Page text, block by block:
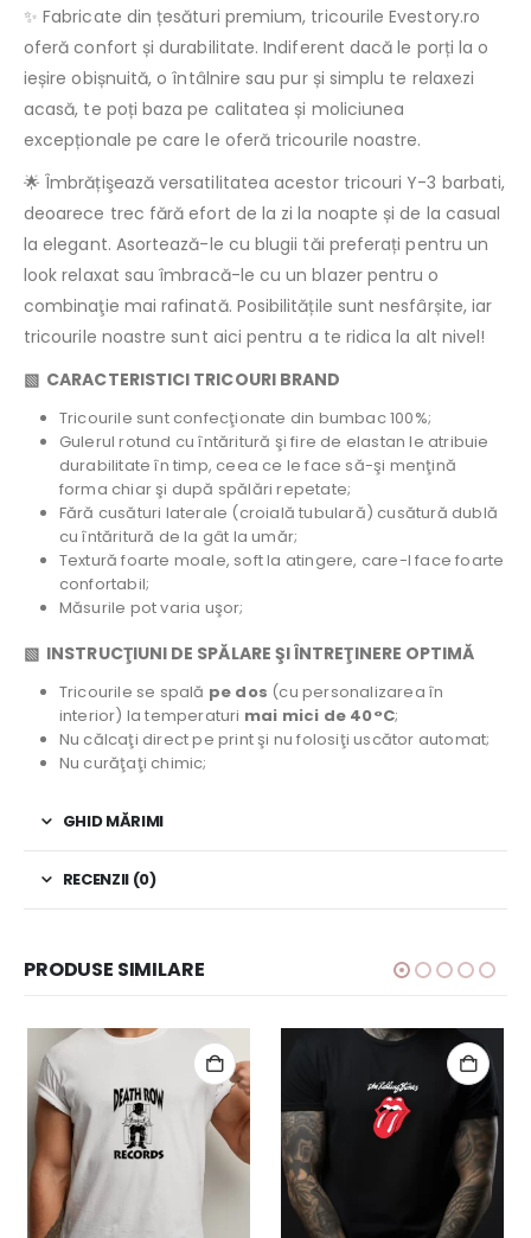
✨ Fabricate din țesături premium, tricourile Evestory.ro
oferă confort și durabilitate. Indiferent dacă le porți la o
ieșire obișnuită, o întâlnire sau pur și simplu te relaxezi
acasă, te poți baza pe calitatea și moliciunea
excepționale pe care le oferă tricourile noastre.
🌟 Îmbrățişează versatilitatea acestor tricouri Y-3 barbati,
deoarece trec fără efort de la zi la noapte și de la casual
la elegant. Asortează-le cu blugii tăi preferați pentru un
look relaxat sau îmbracă-le cu un blazer pentru o
combinaţie mai rafinată. Posibilitățile sunt nesfârșite, iar
tricourile noastre sunt aici pentru a te ridica la alt nivel!
▧ CARACTERISTICI TRICOURI BRAND
Tricourile sunt confecţionate din bumbac 100%;
Gulerul rotund cu întăritură şi fire de elastan le atribuie
durabilitate în timp, ceea ce le face să-şi menţină
forma chiar şi după spălări repetate;
Fără cusături laterale (croială tubulară) cusătură dublă
cu întăritură de la gât la umăr;
Textură foarte moale, soft la atingere, care-l face foarte
confortabil;
Măsurile pot varia uşor;
▧ INSTRUCŢIUNI DE SPĂLARE ŞI ÎNTREŢINERE OPTIMĂ
Tricourile se spală pe dos (cu personalizarea în
interior) la temperaturi mai mici de 40°C;
Nu călcaţi direct pe print şi nu folosiţi uscător automat;
Nu curăţaţi chimic;
GHID MĂRIMI
RECENZII (0)
PRODUSE SIMILARE